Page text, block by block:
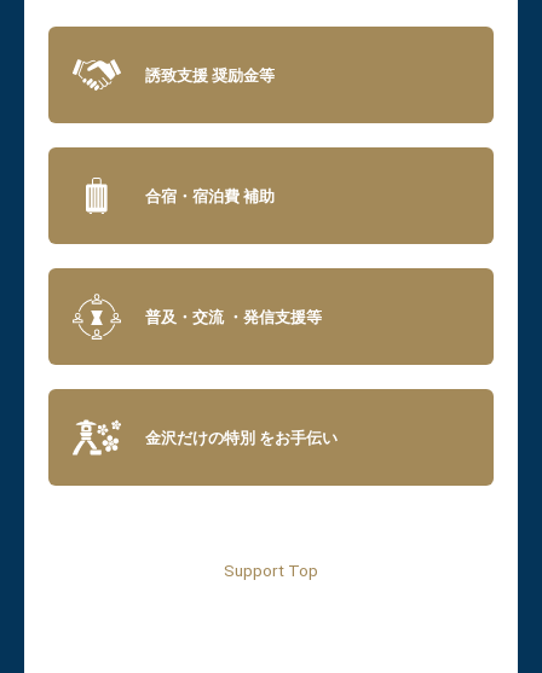
誘致支援 奨励金等
合宿・宿泊費 補助
普及・交流・発信支援等
金沢だけの特別 をお手伝い
Support Top